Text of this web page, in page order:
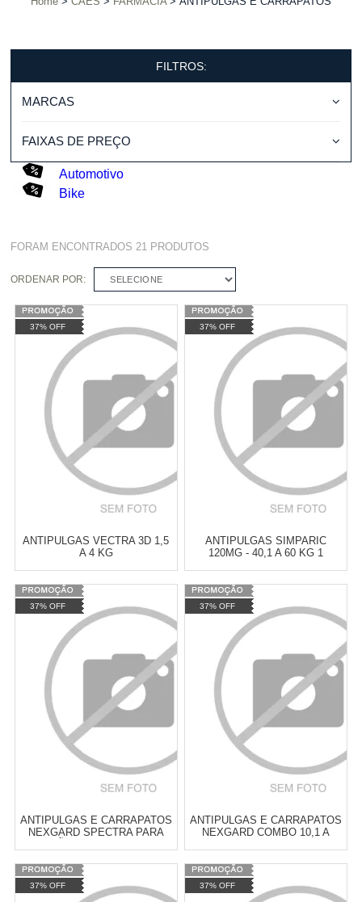
FILTROS:
MARCAS
FAIXAS DE PREÇO
Automotivo
Bike
FORAM ENCONTRADOS21 PRODUTOS
ORDENAR POR: SELECIONE
37% OFF
ANTIPULGAS VECTRA 3D 1,5
A 4 KG
Varejo:
Atacado: R$ 2.550,90 (Apenas
Revendedor)
10 x
Cat:ANTIPULGAS E
CARRAPATOS
COMPRAR
37% OFF
ANTIPULGAS SIMPARIC
120MG - 40,1 A 60 KG 1
Varejo:
Atacado: R$ 2.550,90 (Apenas
Revendedor)
10
Cat:ANTIPULGAS E
CARRAPATOS
COMPRAR
37% OFF
ANTIPULGAS E CARRAPATOS
NEXGARD SPECTRA PARA
Varejo:
Atacado: R$ 2.550,90 (Apenas
37% OFF
ANTIPULGAS E CARRAPATOS
NEXGARD COMBO 10,1 A
Varejo:
Atacado: R$ 2.550,90 (Apenas
37% OFF 37% OFF